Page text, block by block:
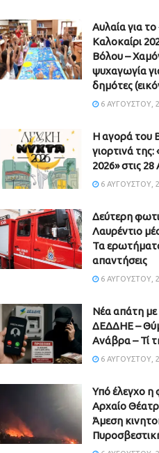
Αυλαία για
Καλοκαίρι
Βόλου –
ψυχαγωγία
δημότες
6 ΑΥΓΟΎΣΤΟΥ,
Η αγορά του
γιορτινά
2026» στις
6 ΑΥΓΟΎΣΤΟΥ,
Δεύτερη
Λαυρέντιο
Τα
απαντήσεις
6 ΑΥΓΟΎΣΤΟΥ,
Νέα απάτη
ΔΕΔΔΗΕ –
Ανάβρα – Τί
6 ΑΥΓΟΎΣΤΟΥ,
Υπό έλεγχο η
Αρχαίο
Άμεση